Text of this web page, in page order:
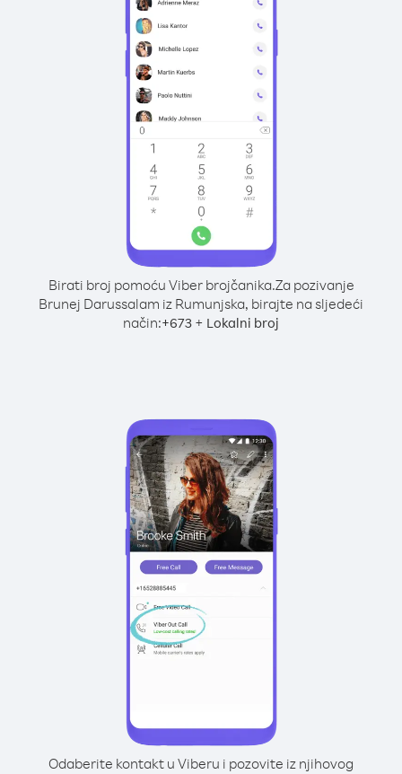
Birati broj pomoću Viber brojčanika.Za pozivanje
Brunej Darussalam iz Rumunjska, birajte na sljedeći
način:+673 + Lokalni broj
Odaberite kontakt u Viberu i pozovite iz njihovog